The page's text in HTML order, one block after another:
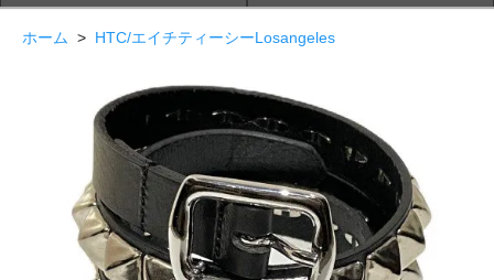
ホーム > HTC/エイチティーシーLosangeles